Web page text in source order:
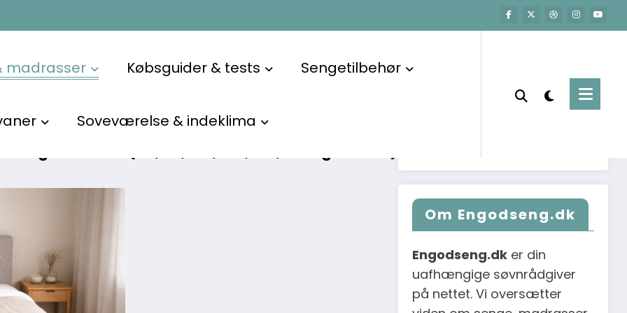
madrasser Købsguider & tests Sengetilbehør
Soveværelse & indeklima
uden at gå på kompromis med hverken komfort, temperatur eller
til par, der har forskellig vægt, søvnrytme eller behov – men som
genvej til færre natlige frustrationer og mere ro i begge sider af
Om Engodseng.dk
Engodseng.dk er din
uafhængige søvnrådgiver
på nettet. Vi oversætter